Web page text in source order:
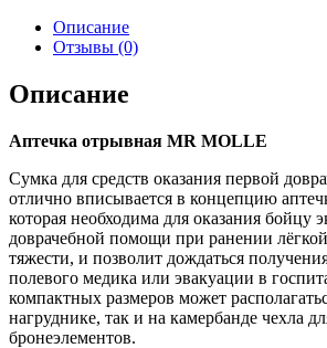
Описание
Отзывы (0)
Описание
Аптечка отрывная MR MOLLE
Сумка для средств оказания первой
отлично вписывается в концепцию
которая необходима для оказания бойцу
доврачебной помощи при ранении
тяжести, и позволит дождаться
полевого медика или эвакуации в
компактных размеров может
нагруднике, так и на камербанде чехла
бронеэлементов.